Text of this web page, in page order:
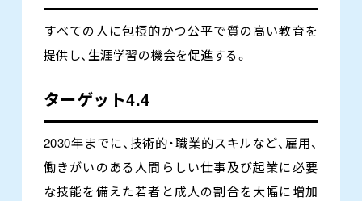
すべての人に包摂的かつ公平で質の高い教育を
提供し、生涯学習の機会を促進する。
ターゲット4.4
2030年までに、技術的・職業的スキルなど、雇用、
働きがいのある人間らしい仕事及び起業に必要
な技能を備えた若者と成人の割合を大幅に増加